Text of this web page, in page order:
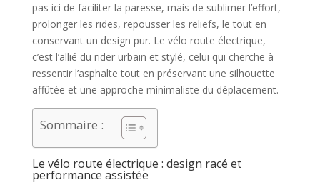
pas ici de faciliter la paresse, mais de sublimer l’effort,
prolonger les rides, repousser les reliefs, le tout en
conservant un design pur. Le vélo route électrique,
c’est l’allié du rider urbain et stylé, celui qui cherche à
ressentir l’asphalte tout en préservant une silhouette
affûtée et une approche minimaliste du déplacement.
Sommaire :
Le vélo route électrique : design racé et
performance assistée